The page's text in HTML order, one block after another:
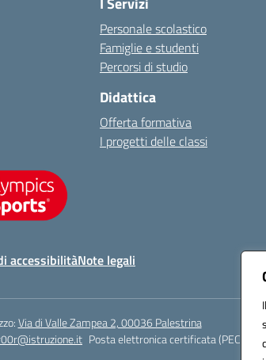
Personale scolastico
Famiglie e studenti
Percorsi di studio
Didattica
Offerta formativa
I progetti delle classi
accessibilitàNote legali
Via di Valle Zampea 2, 00036 Palestrina
Posta elettronica certificata (PEC):